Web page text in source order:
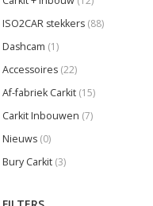
ISO2CAR stekkers (88)
Dashcam (1)
Accessoires (22)
Af-fabriek Carkit (15)
Carkit Inbouwen (7)
Nieuws (0)
Bury Carkit (3)